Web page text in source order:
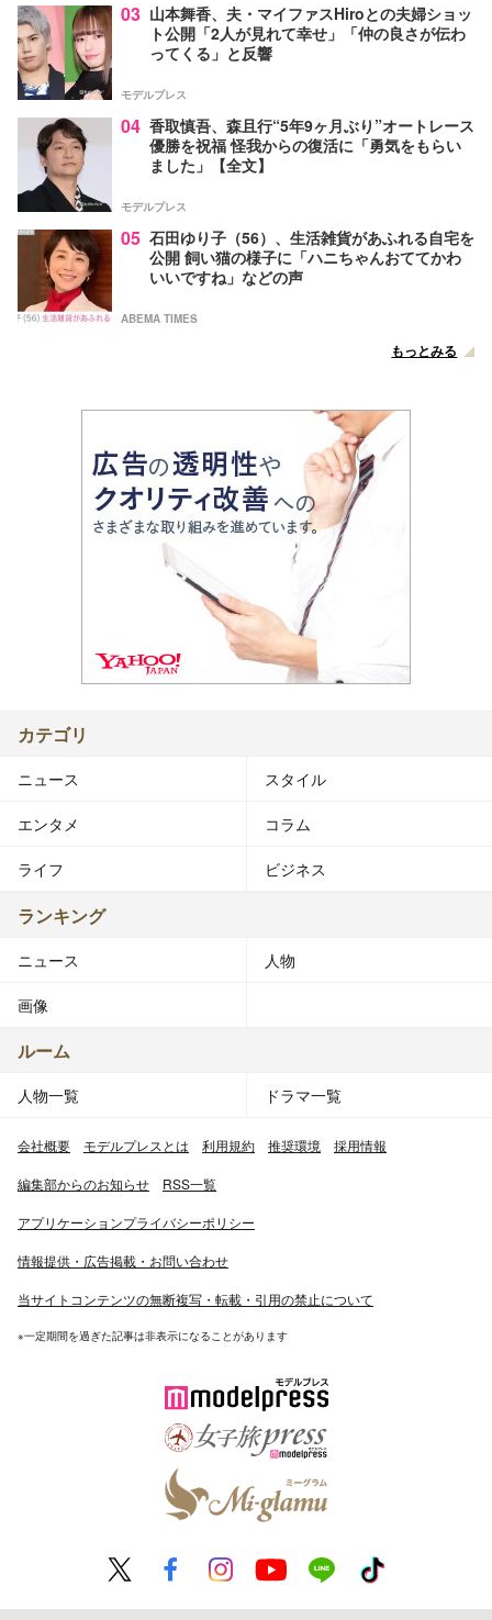
03 山本舞香、夫・マイファスHiroとの夫婦ショッ
ト公開「2人が見れて幸せ」「仲の良さが伝わ
ってくる」と反響
モデルプレス
04 香取慎吾、森且行“5年9ヶ月ぶり”オートレース
優勝を祝福 怪我からの復活に「勇気をもらい
ました」【全文】
モデルプレス
05 石田ゆり子（56）、生活雑貨があふれる自宅を
公開 飼い猫の様子に「ハニちゃんおててかわ
いいですね」などの声
ABEMA TIMES
もっとみる
カテゴリ
ニュース スタイル
エンタメ コラム
ライフ ビジネス
ランキング
ニュース 人物
画像
ルーム
人物一覧 ドラマ一覧
会社概要 モデルプレスとは 利用規約 推奨環境 採用情報
編集部からのお知らせ RSS一覧
アプリケーションプライバシーポリシー
情報提供・広告掲載・お問い合わせ
当サイトコンテンツの無断複写・転載・引用の禁止について
※一定期間を過ぎた記事は非表示になることがあります